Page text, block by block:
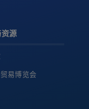
源
易博览会